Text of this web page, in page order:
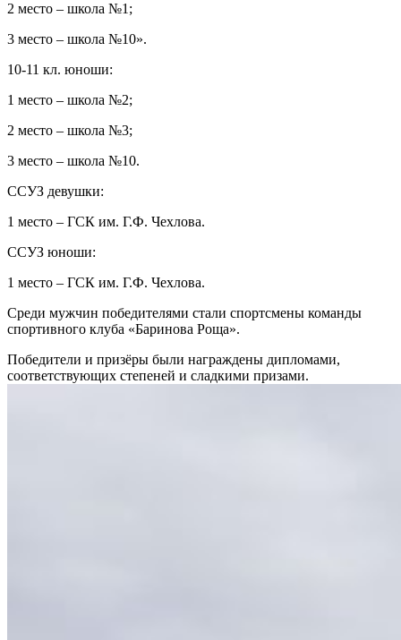
2 место – школа №1;
3 место – школа №10».
10-11 кл. юноши:
1 место – школа №2;
2 место – школа №3;
3 место – школа №10.
ССУЗ девушки:
1 место – ГСК им. Г.Ф. Чехлова.
ССУЗ юноши:
1 место – ГСК им. Г.Ф. Чехлова.
Среди мужчин победителями стали спортсмены команды
спортивного клуба «Баринова Роща».
Победители и призёры были награждены дипломами,
соответствующих степеней и сладкими призами.